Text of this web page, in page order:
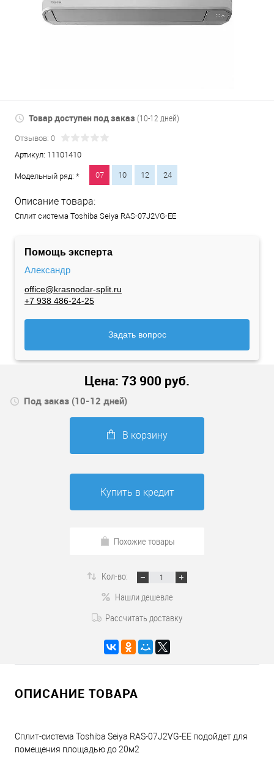
Товар доступен под заказ (10-12 дней)
Отзывов: 0
Артикул: 11101410
Модельный ряд: * 07 10 12 24
Описание товара:
Сплит система Toshiba Seiya RAS-07J2VG-EE
Помощь эксперта
Александр
office@krasnodar-split.ru
+7 938 486-24-25
Задать вопрос
Цена: 73 900 руб.
Под заказ (10-12 дней)
В корзину
Купить в кредит
Похожие товары
Кол-во:
Нашли дешевле
Рассчитать доставку
ОПИСАНИЕ ТОВАРА
Сплит-система Toshiba Seiya RAS-07J2VG-EE подойдет для
помещения площадью до 20м2